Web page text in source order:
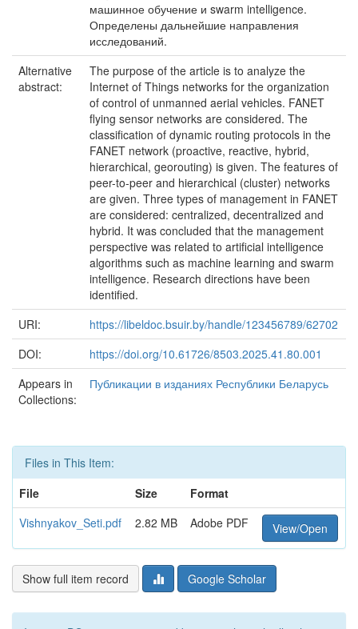
машинное обучение и swarm intelligence.
Определены дальнейшие направления
исследований.
Alternative
abstract:
The purpose of the article is to analyze the
Internet of Things networks for the organization
of control of unmanned aerial vehicles. FANET
flying sensor networks are considered. The
classification of dynamic routing protocols in the
FANET network (proactive, reactive, hybrid,
hierarchical, georouting) is given. The features of
peer-to-peer and hierarchical (cluster) networks
are given. Three types of management in FANET
are considered: centralized, decentralized and
hybrid. It was concluded that the management
perspective was related to artificial intelligence
algorithms such as machine learning and swarm
intelligence. Research directions have been
identified.
URI:
https://libeldoc.bsuir.by/handle/123456789/62702
DOI:
https://doi.org/10.61726/8503.2025.41.80.001
Appears in
Collections:
Публикации в изданиях Республики Беларусь
Files in This Item:
File
Size
Format
Vishnyakov_Seti.pdf
2.82 MB Adobe PDF View/Open
Show full item record Google Scholar